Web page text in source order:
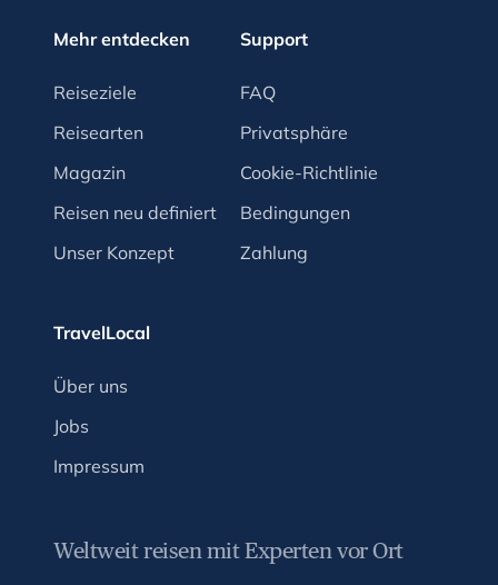
Mehr entdecken
Reiseziele
Reisearten
Magazin
Reisen neu definiert
Unser Konzept
Support
FAQ
Privatsphäre
Cookie-Richtlinie
Bedingungen
Zahlung
TravelLocal
Über uns
Jobs
Impressum
Weltweit reisen mit Experten vor Ort